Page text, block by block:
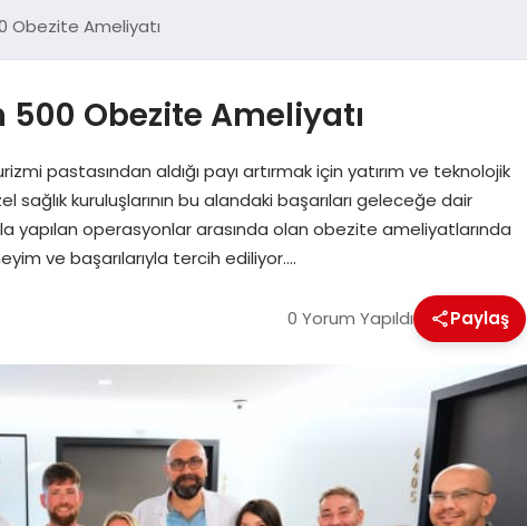
Obezite Ameliyatı
500 Obezite Ameliyatı
pastasından aldığı payı artırmak için yatırım ve teknolojik
sağlık kuruluşlarının bu alandaki başarıları geleceğe dair
yapılan operasyonlar arasında olan obezite ameliyatlarında
ve başarılarıyla tercih ediliyor….
0 Yorum Yapıldı Paylaş